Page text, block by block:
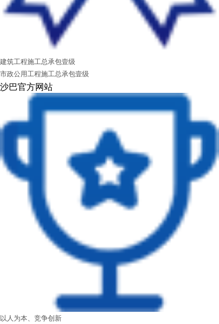
建筑工程施工总承包壹级
市政公用工程施工总承包壹级
沙巴官方网站
以人为本、竞争创新